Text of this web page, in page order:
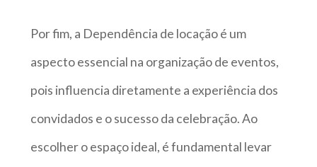
Por fim, a Dependência de locação é um
aspecto essencial na organização de eventos,
pois influencia diretamente a experiência dos
convidados e o sucesso da celebração. Ao
escolher o espaço ideal, é fundamental levar